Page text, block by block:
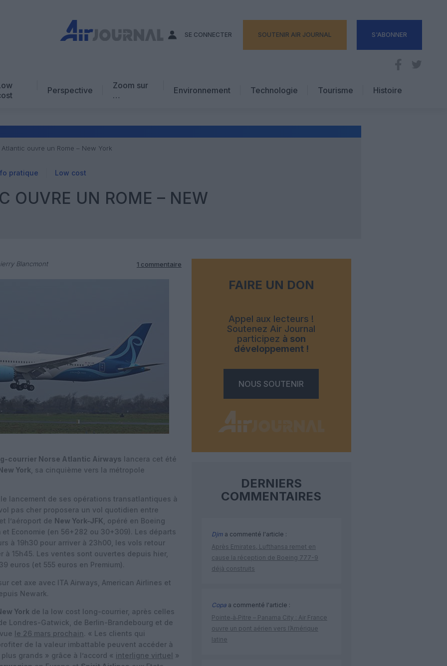
SE CONNECTER SOUTENIR AIR JOURNAL S'ABONNER
Perspective
Zoom sur
…
Environnement Technologie
Tourisme
Hôtellerie
Histoire
ouvre un Rome – New York
pratique Low cost
OUVRE UN ROME – NEW
Blancmont 1 commentaire
courrier Norse Atlantic Airways lancera cet été
York , sa cinquième vers la métropole
le lancement de ses opérations transatlantiques à
pas cher proposera un vol quotidien entre
et l’aéroport de New York-JFK , opéré en Boeing
Economie (en 56+282 ou 30+309). Les départs
à 19h30 pour arriver à 23h00, les vols retour
à 15h45. Les ventes sont ouvertes depuis hier,
euros (et 555 euros en Premium).
cet axe avec ITA Airways, American Airlines et
Newark.
York de la low cost long-courrier, après celles
Londres-Gatwick, de Berlin-Brandebourg et de
le 26 mars prochain. « Les clients qui
de la valeur imbattable peuvent accéder à
grands » grâce à l’accord « interligne virtuel »
FAIRE UN DON
Appel aux lecteurs !
Soutenez Air Journal
participez à son
développement !
NOUS SOUTENIR
DERNIERS
COMMENTAIRES
Djm a commenté l'article :
Après Emirates, Lufthansa remet en
cause la réception de Boeing 777-9
déjà construits
Copa a commenté l'article :
Pointe‑à‑Pitre – Panama City : Air France
ouvre un pont aérien vers l’Amérique
latine